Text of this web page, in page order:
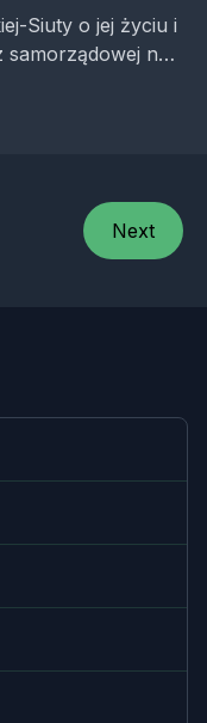
Siuty o jej życiu i
samorządowej na
opisuje
Next